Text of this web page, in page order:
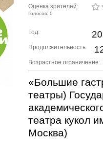
Оценка зрителей:
Голосов: 0
Год:
Продолжительность:
Возрастное ограничение:
«Большие
театры)
театра кукол
Москва)